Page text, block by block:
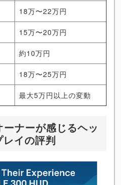
18万〜22万円
15万〜20万円
約10万円
18万〜25万円
最大5万円以上の変動
ナーが感じるヘッ
レイの評判